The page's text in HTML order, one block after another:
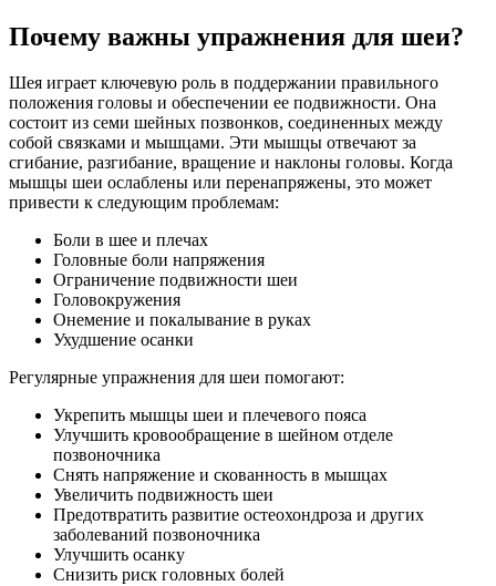
Почему важны упражнения для шеи?
Шея играет ключевую роль в поддержании правильного
положения головы и обеспечении ее подвижности. Она
состоит из семи шейных позвонков, соединенных между
собой связками и мышцами. Эти мышцы отвечают за
сгибание, разгибание, вращение и наклоны головы. Когда
мышцы шеи ослаблены или перенапряжены, это может
привести к следующим проблемам:
Боли в шее и плечах
Головные боли напряжения
Ограничение подвижности шеи
Головокружения
Онемение и покалывание в руках
Ухудшение осанки
Регулярные упражнения для шеи помогают:
Укрепить мышцы шеи и плечевого пояса
Улучшить кровообращение в шейном отделе
позвоночника
Снять напряжение и скованность в мышцах
Увеличить подвижность шеи
Предотвратить развитие остеохондроза и других
заболеваний позвоночника
Улучшить осанку
Снизить риск головных болей